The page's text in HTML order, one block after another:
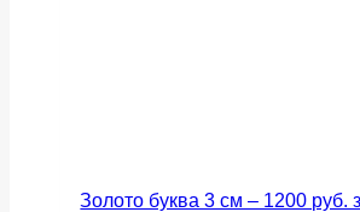
Золото буква 3 см – 1200 руб.